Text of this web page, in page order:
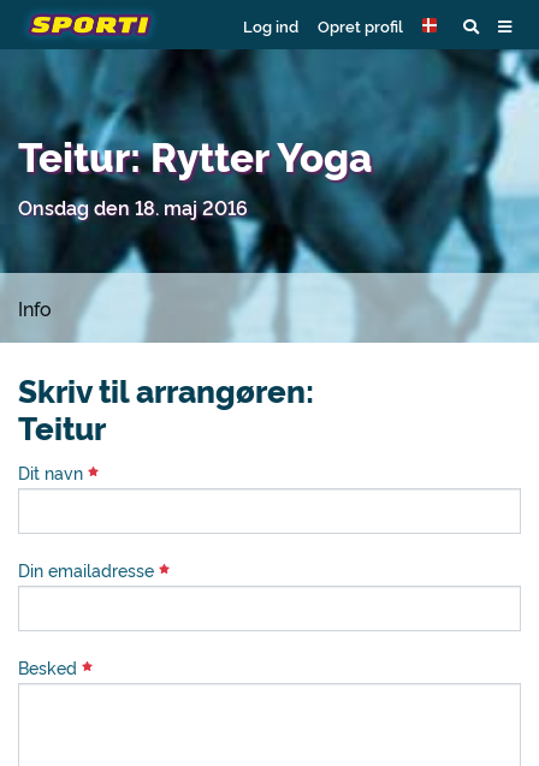
Log ind Opret profil
Teitur: Rytter Yoga
Onsdag den 18. maj 2016
Info
Skriv til arrangøren:
Teitur
Dit navn
Din emailadresse
Besked